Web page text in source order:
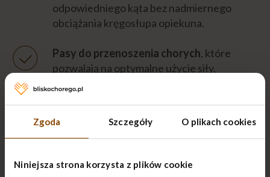
Zgoda Szczegóły O plikach cookies
Niniejsza strona korzysta z plików cookie
odpowiedniego kąta bez nadmiernego
obciążania kręgosłupa opiekuna.
Pasy do przenoszenia chorych, które
pozwalają na optymalne użycie siły,
Nosze płachtowedo przenoszenia
chorego.